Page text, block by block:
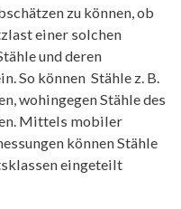
zu können, ob
einer solchen
und deren
So können Stähle z. B.
wohingegen Stähle des
Mittels mobiler
können Stähle
eingeteilt